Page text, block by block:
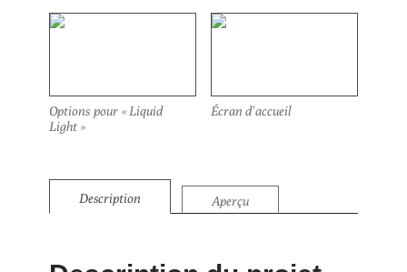
Options pour « Liquid
Light »
Écran d'accueil
Description Aperçu